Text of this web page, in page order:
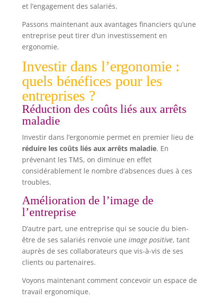
et l’engagement des salariés.
Passons maintenant aux avantages financiers qu’une
entreprise peut tirer d’un investissement en
ergonomie.
Investir dans l’ergonomie :
quels bénéfices pour les
entreprises ?
Réduction des coûts liés aux arrêts
maladie
Investir dans l’ergonomie permet en premier lieu de
réduire les coûts liés aux arrêts maladie. En
prévenant les TMS, on diminue en effet
considérablement le nombre d’absences dues à ces
troubles.
Amélioration de l’image de
l’entreprise
D’autre part, une entreprise qui se soucie du bien-
être de ses salariés renvoie une image positive, tant
auprès de ses collaborateurs que vis-à-vis de ses
clients ou partenaires.
Voyons maintenant comment concevoir un espace de
travail ergonomique.